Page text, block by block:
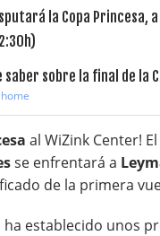
la Copa Princesa,
al WiZink Center!
se enfrentará a
de la primera
establecido unos